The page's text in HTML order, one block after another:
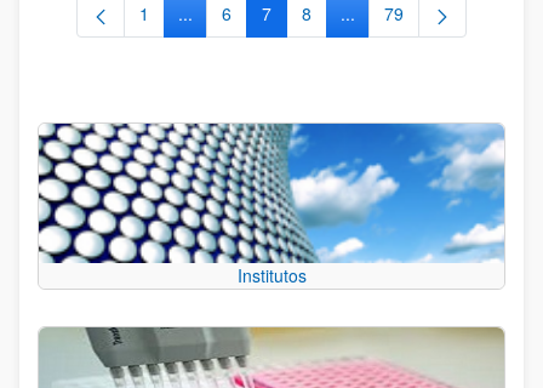
Página
1 ...Páginas intermedias Use TAB para
Página
6 Página
7 Página
8 ...Páginas intermedias
Página
79
Institutos